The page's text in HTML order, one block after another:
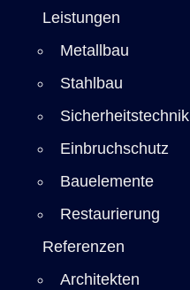
Leistungen
Metallbau
Stahlbau
Sicherheitstechnik
Einbruchschutz
Bauelemente
Restaurierung
Referenzen
Architekten